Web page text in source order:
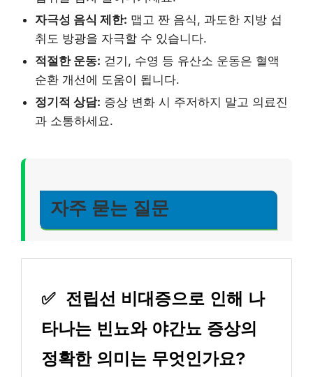
자극성 음식 제한: 맵고 짠 음식, 과도한 지방 섭
취도 방광을 자극할 수 있습니다.
적절한 운동: 걷기, 수영 등 유산소 운동은 혈액
순환 개선에 도움이 됩니다.
정기적 상담: 증상 변화 시 주저하지 말고 의료진
과 소통하세요.
자주 묻는 질문
✅ 전립선 비대증으로 인해 나
타나는 빈뇨와 야간뇨 증상의
정확한 의미는 무엇인가요?